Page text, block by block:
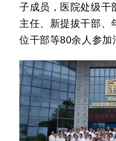
子成员，医院处级干
主任、新提拔干部、
位干部等80余人参加